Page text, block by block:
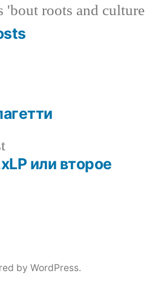
'bout roots and culture
Previous
post:или второе
by WordPress.